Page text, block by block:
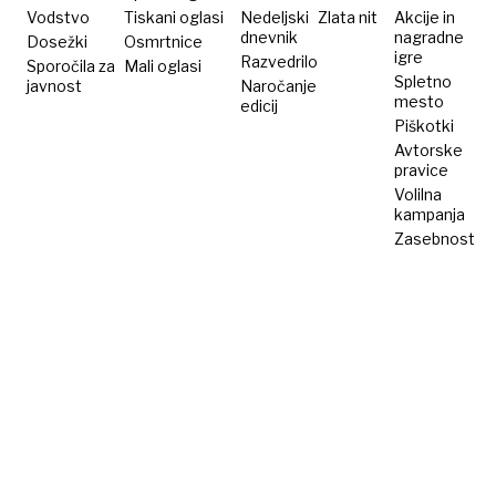
je
grožnja
nacionalni
Vodstvo
Dosežki
Sporočila za
javnost
Tiskani oglasi
Osmrtnice
Mali oglasi
Nedeljski
dnevnik
Razvedrilo
Naročanje
edicij
Zlata nit
Akcije in
nagradne
igre
Spletno
mesto
Piškotki
Avtorske
pravice
Volilna
kampanja
Zasebnost